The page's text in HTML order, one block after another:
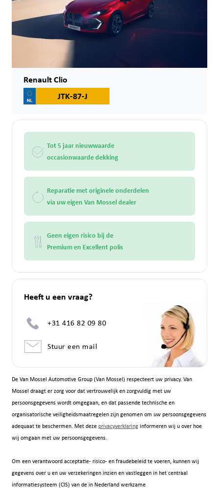
De Van Mossel Automotive Group (Van Mossel) respecteert uw privacy. Van
Mossel draagt er zorg voor dat vertrouwelijk en zorgvuldig met uw
persoonsgegevens wordt omgegaan, en dat passende technische en
organisatorische veiligheidsmaatregelen zijn genomen om uw persoonsgegevens
adequaat te beschermen. Met deze privacyverklaringinformeren wij u over hoe
wij omgaan met uw persoonsgegevens.
Om een verantwoord acceptatie- risico- en fraudebeleid te voeren, kunnen wij
gegevens over u en uw verzekeringen inzien en vastleggen in het centraal
informatiesysteem (CIS) van de in Nederland werkzame
Renault Clio
JTK-87-J
Tot 5 jaar nieuwwaarde
occasionwaarde dekking
Reparatie met originele onderdelen
via uw eigen Van Mossel dealer
Geen eigen risico bij de
Premium en Excellent polis
Heeft u een vraag?
+31 416 82 09 80
Stuur een mail